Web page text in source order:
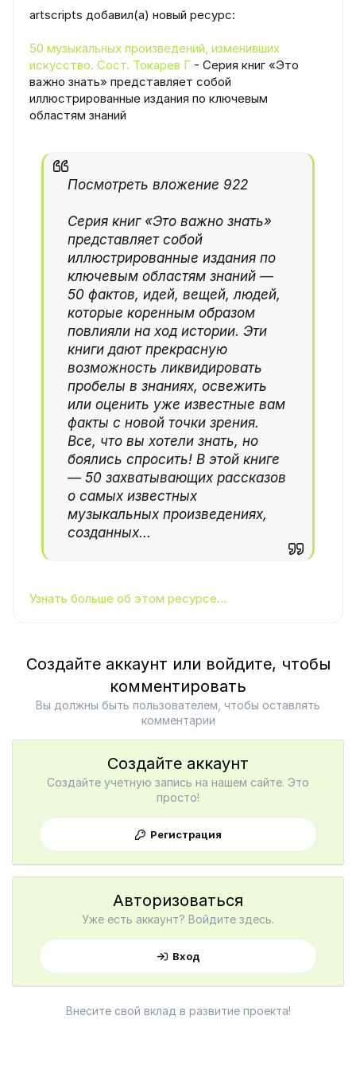
artscripts добавил(а) новый ресурс:
50 музыкальных произведений, изменивших
искусство. Сост. Токарев Г - Серия книг «Это
важно знать» представляет собой
иллюстрированные издания по ключевым
областям знаний
Посмотреть вложение 922
Серия книг «Это важно знать»
представляет собой
иллюстрированные издания по
ключевым областям знаний —
50 фактов, идей, вещей, людей,
которые коренным образом
повлияли на ход истории. Эти
книги дают прекрасную
возможность ликвидировать
пробелы в знаниях, освежить
или оценить уже известные вам
факты с новой точки зрения.
Все, что вы хотели знать, но
боялись спросить! В этой книге
— 50 захватывающих рассказов
о самых известных
музыкальных произведениях,
созданных...
Узнать больше об этом ресурсе...
Создайте аккаунт или войдите, чтобы
комментировать
Вы должны быть пользователем, чтобы оставлять
комментарии
Создайте аккаунт
Создайте учетную запись на нашем сайте. Это
просто!
Регистрация
Авторизоваться
Уже есть аккаунт? Войдите здесь.
Вход
Внесите свой вклад в развитие проекта!